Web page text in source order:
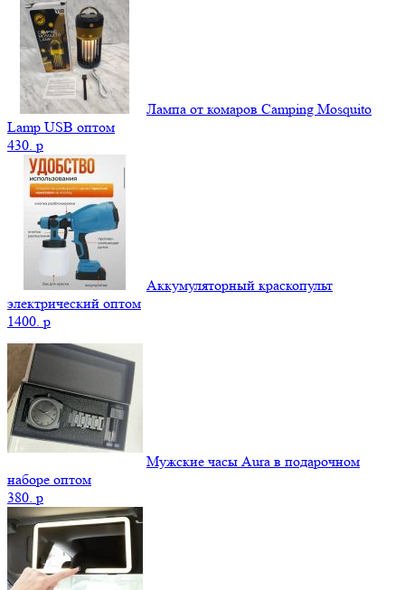
Лампа от комаров Camping Mosquito
Lamp USB оптом
430. p
Аккумуляторный краскопульт
электрический оптом
1400. p
Мужские часы Aura в подарочном
наборе оптом
380. p